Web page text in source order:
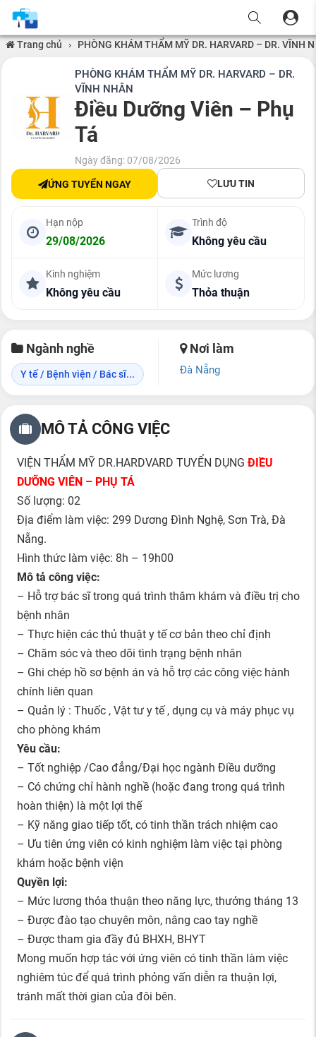
Trang chủ › PHÒNG KHÁM THẨM MỸ DR. HARVARD – DR. VĨNH
PHÒNG KHÁM THẨM MỸ DR. HARVARD – DR.
VĨNH NHÂN
Điều Dưỡng Viên – Phụ
Tá
Ngày đăng: 07/08/2026
ỨNG TUYỂN NGAY LƯU TIN
Hạn nộp
29/08/2026
Trình độ
Không yêu cầu
Kinh nghiệm
Không yêu cầu
Mức lương
Thỏa thuận
Ngành nghề
Y tế / Bệnh viện / Bác sĩ...
Nơi làm
Đà Nẵng
MÔ TẢ CÔNG VIỆC
VIỆN THẨM MỸ DR.HARDVARD TUYỂN DỤNGĐIỀU
DƯỠNG VIÊN – PHỤ TÁ
Số lượng: 02
Địa điểm làm việc: 299 Dương Đình Nghệ, Sơn Trà, Đà
Nẵng.
Hình thức làm việc: 8h – 19h00
Mô tả công việc:
– Hỗ trợ bác sĩ trong quá trình thăm khám và điều trị cho
bệnh nhân
– Thực hiện các thủ thuật y tế cơ bản theo chỉ định
– Chăm sóc và theo dõi tình trạng bệnh nhân
– Ghi chép hồ sơ bệnh án và hỗ trợ các công việc hành
chính liên quan
– Quản lý : Thuốc , Vật tư y tế , dụng cụ và máy phục vụ
cho phòng khám
Yêu cầu:
– Tốt nghiệp /Cao đẳng/Đại học ngành Điều dưỡng
– Có chứng chỉ hành nghề (hoặc đang trong quá trình
hoàn thiện) là một lợi thế
– Kỹ năng giao tiếp tốt, có tinh thần trách nhiệm cao
– Ưu tiên ứng viên có kinh nghiệm làm việc tại phòng
khám hoặc bệnh viện
Quyền lợi:
– Mức lương thỏa thuận theo năng lực, thưởng tháng 13
– Được đào tạo chuyên môn, nâng cao tay nghề
– Được tham gia đầy đủ BHXH, BHYT
Mong muốn hợp tác với ứng viên có tinh thần làm việc
nghiêm túc để quá trình phỏng vấn diễn ra thuận lợi,
tránh mất thời gian của đôi bên.